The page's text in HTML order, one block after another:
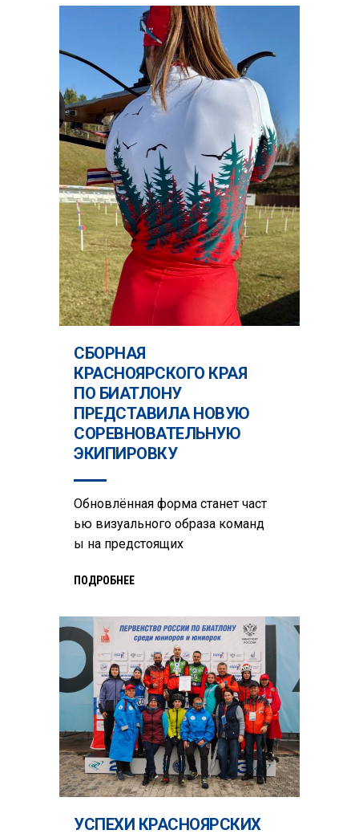
СБОРНАЯ
КРАСНОЯРСКОГО КРАЯ
ПО БИАТЛОНУ
ПРЕДСТАВИЛА НОВУЮ
СОРЕВНОВАТЕЛЬНУЮ
ЭКИПИРОВКУ
Обновлённая форма станет част
ью визуального образа команд
ы на предстоящих
ПОДРОБНЕЕ
УСПЕХИ КРАСНОЯРСКИХ